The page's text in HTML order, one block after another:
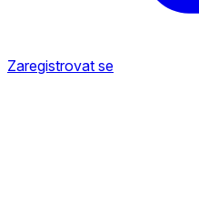
Zaregistrovat se